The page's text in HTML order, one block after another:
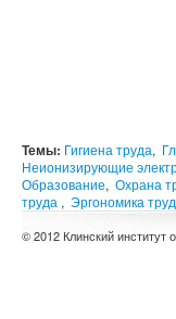
Темы: Гигиена труда,
Неионизирующие
Образование, Охрана
труда , Эргономика
© 2012 Клинский институт